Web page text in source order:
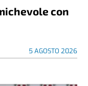
con
5 AGOSTO 2026